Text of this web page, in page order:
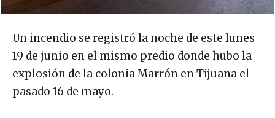
Un incendio se registró la noche de este lunes
19 de junio en el mismo predio donde hubo la
explosión de la colonia Marrón en Tijuana el
pasado 16 de mayo.